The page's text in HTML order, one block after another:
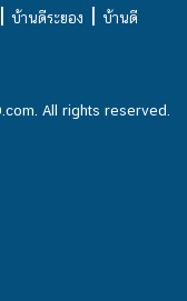
| บ้านดีระยอง | บ้านดี
All rights reserved.